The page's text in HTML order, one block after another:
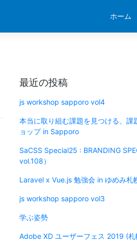
ホーム
最近の投稿
js workshop sapporo vol4
本当に取り組む課題を見つける、課
ョップ in Sapporo
SaCSS Special25 : BRANDING
vol.108）
Laravel x Vue.js 勉強会 in ゆめみ札
js workshop sapporo vol3
学ぶ姿勢
Adobe XD ユーザーフェス 2019 (札